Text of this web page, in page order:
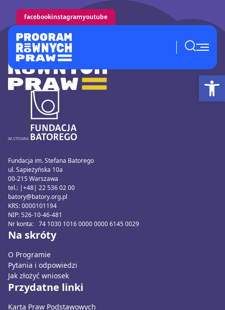
facebookinstagramyoutube
Fundacja im. Stefana Batorego
ul. Sapieżyńska 10a
00-215 Warszawa
tel.: |+48| 22 536 02 00
batory@batory.org.pl
KRS: 0000101194
NIP: 526-10-46-481
Nr konta: 74 1030 1016 0000 0000 6145 0029
Na skróty
O Programie
Pytania i odpowiedzi
Jak złożyć wniosek
Przydatne linki
Karta Praw Podstawowych